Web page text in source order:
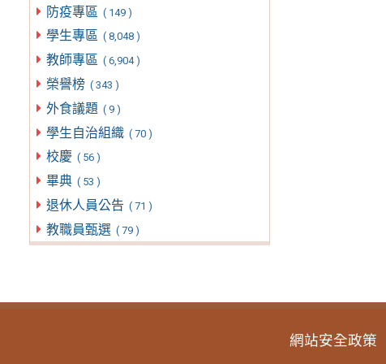
防疫專區 ( 149 )
學生專區 ( 8,048 )
教師專區 ( 6,904 )
榮譽榜 ( 343 )
外食議題 ( 9 )
學生自治組織 ( 70 )
校慶 ( 56 )
畢典 ( 53 )
退休人員公告 ( 71 )
教職員甄選 ( 79 )
網站安全政策